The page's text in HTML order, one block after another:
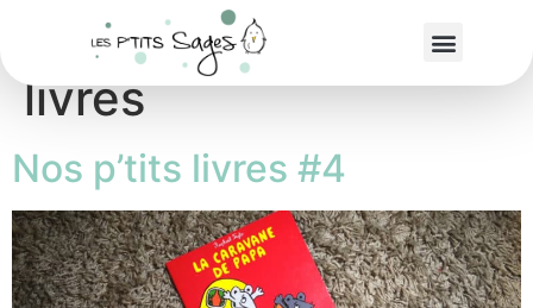
Étiquette :
Nos p’tits
livres
Nos p’tits livres #4